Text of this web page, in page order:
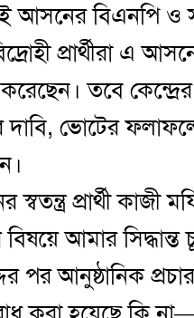
আসনের বিএনপি ও
প্রার্থীরা এ
তবে কেন্দ্রের
দাবি, ভোটের
প্রার্থী
বিষয়ে আমার
পর আনুষ্ঠানিক